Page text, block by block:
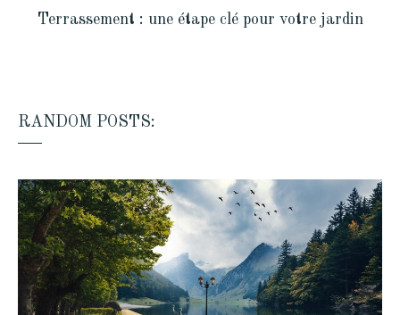
Terrassement : une étape clé pour votre jardin
RANDOM POSTS: